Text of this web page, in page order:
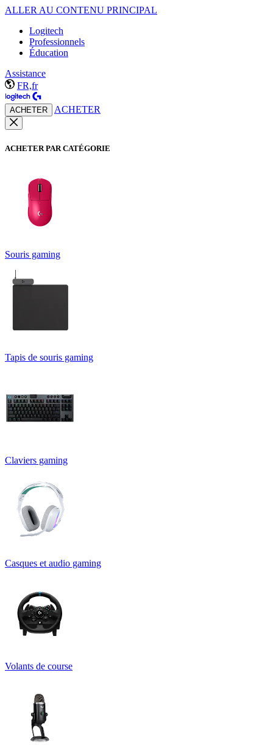
ALLER AU CONTENU PRINCIPAL
Logitech
Professionnels
Éducation
Assistance
FR,fr
ACHETER ACHETER
ACHETER PAR CATÉGORIE
Souris gaming
Tapis de souris gaming
Claviers gaming
Casques et audio gaming
Volants de course